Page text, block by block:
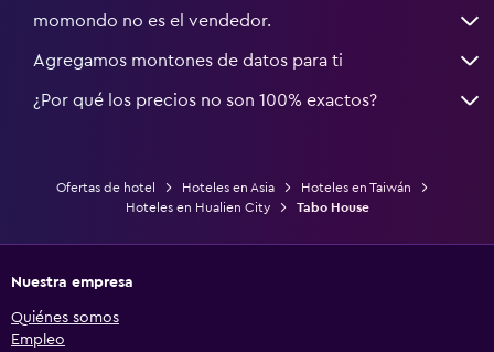
momondo no es el vendedor.
Agregamos montones de datos para ti
¿Por qué los precios no son 100% exactos?
Ofertas de hotel Hoteles en Asia
Hoteles en Taiwán
Hoteles en Hualien City
Tabo House
Nuestra empresa
Quiénes somos
Empleo